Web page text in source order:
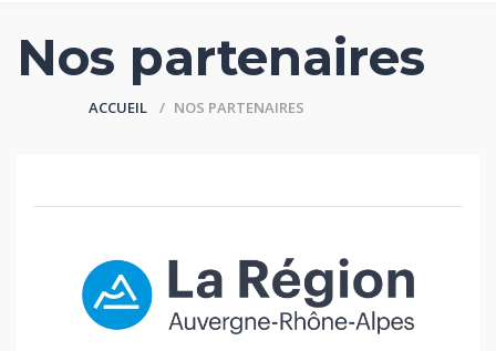
Nos partenaires
ACCUEIL NOS PARTENAIRES